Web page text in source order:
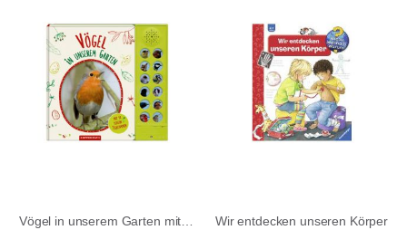
Wir entdecken unseren Körper